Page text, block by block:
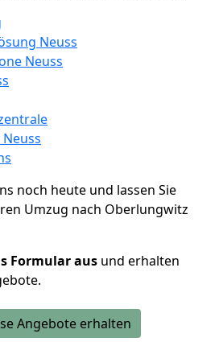
Neuss
Neuss
noch heute und lassen Sie
Umzug nach Oberlungwitz
Formular aus und erhalten
Angebote erhalten